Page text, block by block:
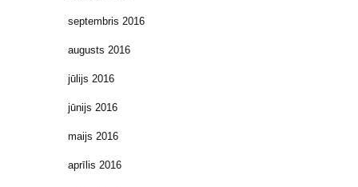
septembris 2016
augusts 2016
jūlijs 2016
jūnijs 2016
maijs 2016
aprīlis 2016